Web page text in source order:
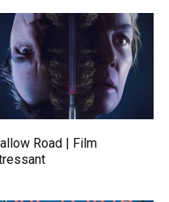
Road | Film